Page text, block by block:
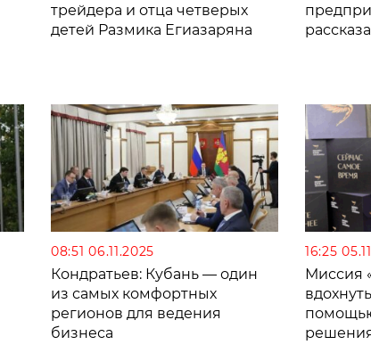
трейдера и отца четверых
детей Размика Егиазаряна
08:51 06.11.2025
Кондратьев: Кубань — один
из самых комфортных
регионов для ведения
бизнеса
16:25
Миссия